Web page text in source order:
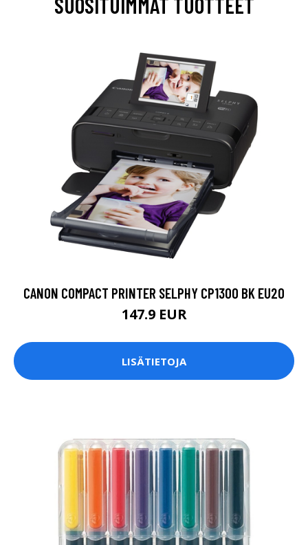
CANON COMPACT PRINTER SELPHY CP1300 BK EU20
147.9 EUR
LISÄTIETOJA